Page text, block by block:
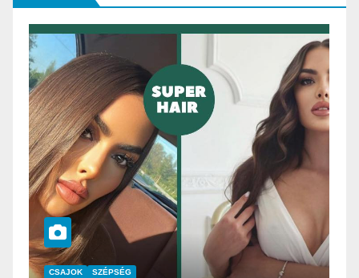
CSAJOK SMINK SZÉPSÉG